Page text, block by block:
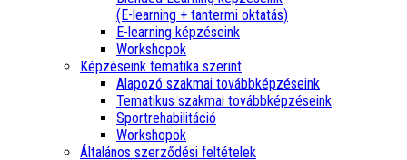
(E-learning + tantermi oktatás)
E-learning képzéseink
Workshopok
Képzéseink tematika szerint
Alapozó szakmai továbbképzéseink
Tematikus szakmai továbbképzéseink
Sportrehabilitáció
Workshopok
Általános szerződési feltételek